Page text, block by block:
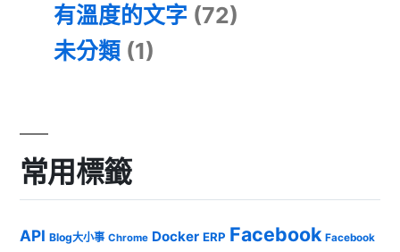
有溫度的文字 (72)
未分類 (1)
常用標籤
API Blog大小事 Chrome Docker ERP Facebook Facebook